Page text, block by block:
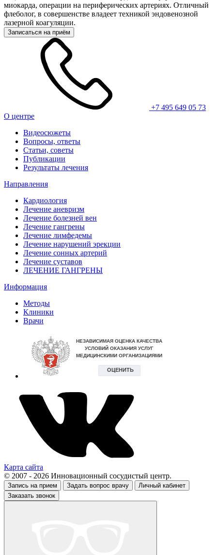
миокарда, операции на периферических артериях. Отличный
флеболог, в совершенстве владеет техникой эндовенозной
лазерной коагуляции.
Записаться на приём
+7 495 649 05 73
О центре
Видеосюжеты
Вопросы, ответы
Статьи, советы
Публикации
Результаты лечения
Направления
Кардиология
Лечение аневризм
Лечение болезней вен
Лечение гангрены
Лечение лимфедемы
Лечение нарушений эрекции
Лечение сонных артерий
Лечение суставов
ЛЕЧЕНИЕ ГАНГРЕНЫ
Информация
Методы
Клиники
Врачи
Карта сайта
© 2007 - 2026 Инновационный сосудистый центр.
Запись на прием Задать вопрос врачу
Личный кабинет
Заказать звонок